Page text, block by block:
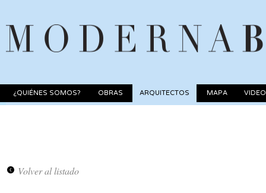
¿QUIÉNES SOMOS? OBRAS ARQUITECTOS MAPA
Volver al listado